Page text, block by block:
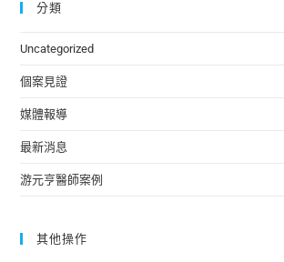
分類
Uncategorized
個案見證
媒體報導
最新消息
游元亨醫師案例
其他操作